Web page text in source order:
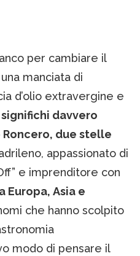
per cambiare il
manciata di
d’olio extravergine e
significhi davvero
Roncero, due stelle
appassionato di
e imprenditore con
Asia e
che hanno scolpito
modo di pensare il